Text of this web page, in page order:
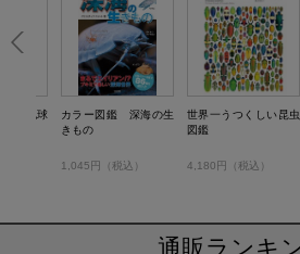
全地球
カラー図鑑 深海の生
きもの
1,045円（税込）
世界一うつくしい昆虫
図鑑
4,180円（税込）
通販ランキ